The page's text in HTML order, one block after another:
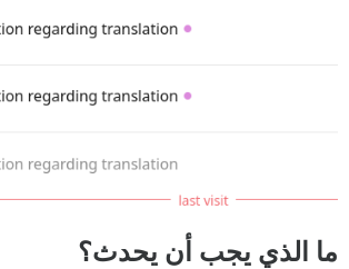
ما الذي يجب أن يحدث؟